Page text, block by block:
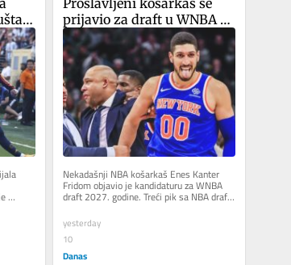
prijavio za draft u WNBA
ligi: Hoće li mu dozvoliti da
igra sa devojkama?
Nekadašnji NBA košarkaš Enes Kanter
Fridom objavio je kandidaturu za WNBA
draft 2027. godine. Treći pik sa NBA drafta
2011. godine svoju odluku...
yesterday
10
Danas